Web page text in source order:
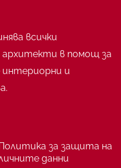
всички
в помощ за
и
за защита на
данни